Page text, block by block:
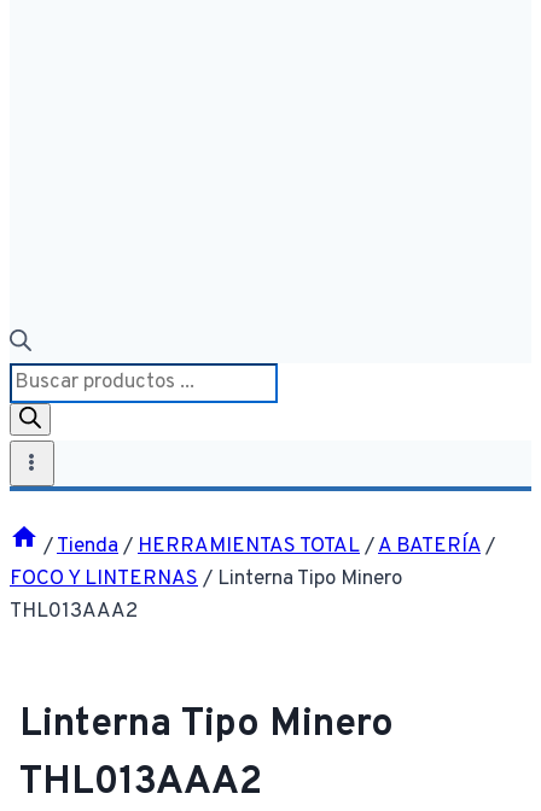
Búsqueda
de
productos
/Tienda/HERRAMIENTAS TOTAL/A BATERÍA/
FOCO Y LINTERNAS/ Linterna Tipo Minero
THL013AAA2
Linterna Tipo Minero
THL013AAA2